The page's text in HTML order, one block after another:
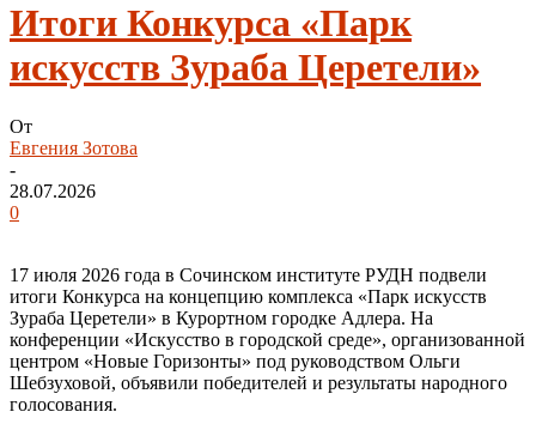
Итоги Конкурса «Парк
искусств Зураба Церетели»
От
Евгения Зотова
-
28.07.2026
0
17 июля 2026 года в Сочинском институте РУДН подвели
итоги Конкурса на концепцию комплекса «Парк искусств
Зураба Церетели» в Курортном городке Адлера. На
конференции «Искусство в городской среде», организованной
центром «Новые Горизонты» под руководством Ольги
Шебзуховой, объявили победителей и результаты народного
голосования.